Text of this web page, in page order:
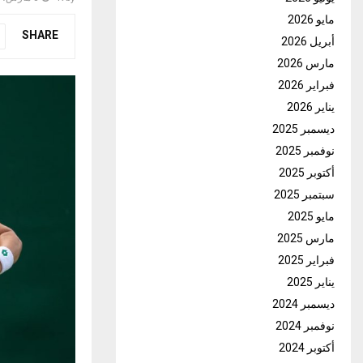
SHARE
مايو 2026
أبريل 2026
مارس 2026
فبراير 2026
يناير 2026
ديسمبر 2025
نوفمبر 2025
أكتوبر 2025
سبتمبر 2025
مايو 2025
مارس 2025
فبراير 2025
يناير 2025
ديسمبر 2024
نوفمبر 2024
أكتوبر 2024